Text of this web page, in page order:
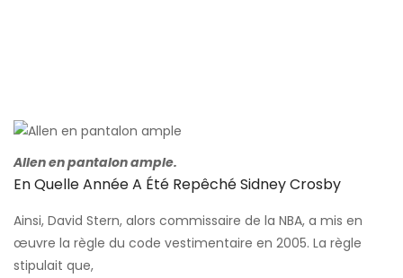
Allen en pantalon ample.
En Quelle Année A Été Repêché Sidney Crosby
Ainsi, David Stern, alors commissaire de la NBA, a mis en
œuvre la règle du code vestimentaire en 2005. La règle
stipulait que,